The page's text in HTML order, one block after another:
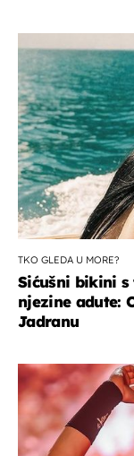
TKO GLEDA U MORE?
Sićušni bikini
njezine adute:
Jadranu